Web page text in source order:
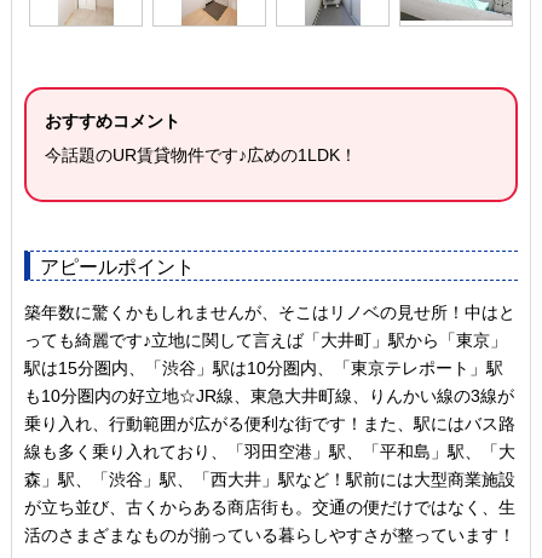
おすすめコメント
今話題のUR賃貸物件です♪広めの1LDK！
アピールポイント
築年数に驚くかもしれませんが、そこはリノベの見せ所！中はと
っても綺麗です♪立地に関して言えば「大井町」駅から「東京」
駅は15分圏内、「渋谷」駅は10分圏内、「東京テレポート」駅
も10分圏内の好立地☆JR線、東急大井町線、りんかい線の3線が
乗り入れ、行動範囲が広がる便利な街です！また、駅にはバス路
線も多く乗り入れており、「羽田空港」駅、「平和島」駅、「大
森」駅、「渋谷」駅、「西大井」駅など！駅前には大型商業施設
が立ち並び、古くからある商店街も。交通の便だけではなく、生
活のさまざまなものが揃っている暮らしやすさが整っています！